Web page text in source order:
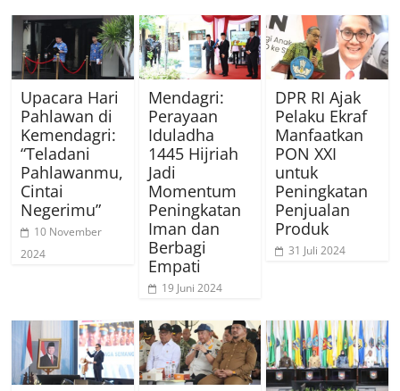
Upacara Hari
Pahlawan di
Kemendagri:
“Teladani
Pahlawanmu,
Cintai
Negerimu”
10 November
2024
Mendagri:
Perayaan
Iduladha
1445 Hijriah
Jadi
Momentum
Peningkatan
Iman dan
Berbagi
Empati
19 Juni 2024
DPR RI Ajak
Pelaku Ekraf
Manfaatkan
PON XXI
untuk
Peningkatan
Penjualan
Produk
31 Juli 2024